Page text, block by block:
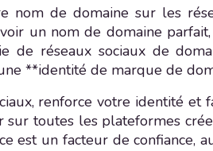
nom de domaine sur les
un nom de domaine
de réseaux sociaux de
**identité de marque de
renforce votre identité et
toutes les plateformes
est un facteur de confiance,